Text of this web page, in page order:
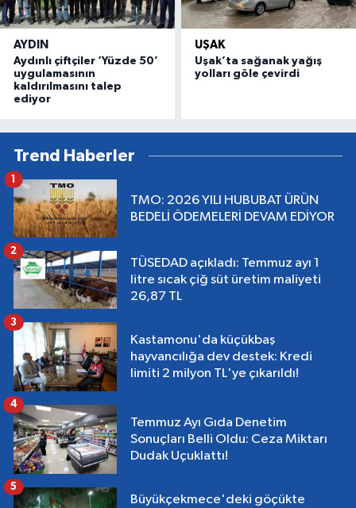
AYDIN
Aydınlı çiftçiler ‘Yüzde 50’
uygulamasının
kaldırılmasını talep
ediyor
UŞAK
Uşak’ta sağanak yağış
yolları göle çevirdi
Trend Haberler
TMO: 2026 YILI HUBUBAT ÜRÜN
BEDELİ ÖDEMELERİ DEVAM EDİYOR
1
TÜSEDAD açıkladı: Temmuz ayı 1
litre sıcak çiğ süt üretim maliyeti
26,87 TL
2
Kastamonu'da küçükbaş
hayvancılığa dev destek: Kredi
limiti 2 milyon TL'ye çıkarıldı!
3
Temmuz Ayı Gıda Denetim
Sonuçları Belli Oldu: Ceza Miktarı
Dudak Uçuklattı!
4
Büyükçekmece'deki göçükte
5